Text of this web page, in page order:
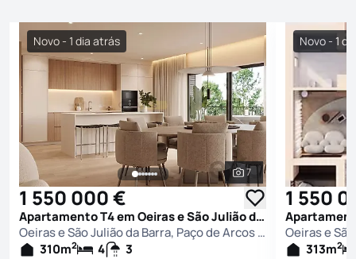
Ver todas as
7
Novo - 1 dia atrás
1 550 000 €
Apartamento T4 em Oeiras e São Julião da Barra, Paço de Arcos e Caxias, Oeiras
Oeiras e São Julião da Barra, Paço de Arcos e Caxias, Oeiras
310m2 4 3
Novo - 1
1 550
313m2